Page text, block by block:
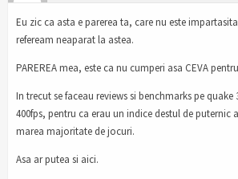
Eu zic ca asta e parerea ta, care nu este
refeream neaparat la astea.
PAREREA mea, este ca nu cumperi asa CEVA
In trecut se faceau reviews si benchmarks pe quake
400fps, pentru ca erau un indice destul de puternic
marea majoritate de jocuri.
Asa ar putea si aici.